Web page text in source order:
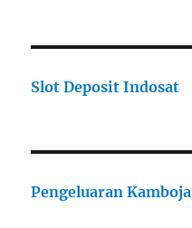
Slot Deposit Indosat
Pengeluaran Kamboja